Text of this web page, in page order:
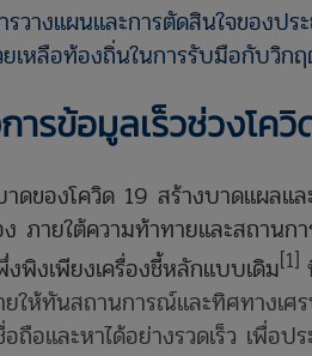
รวางแผนและการตัดสินใจของป
เหลือท้องถิ่นในการรับมือกับวิก
ารข้อมูลเร็วช่วงโค
ของโควิด 19 สร้างบาดแผลแล
ภายใต้ความท้าทายและสถาน
พิงเพียงเครื่องชี้หลักแบบเดิม[1]
ให้ทันสถานการณ์และทิศทางเศ
ถือและหาได้อย่างรวดเร็ว เพื่อ